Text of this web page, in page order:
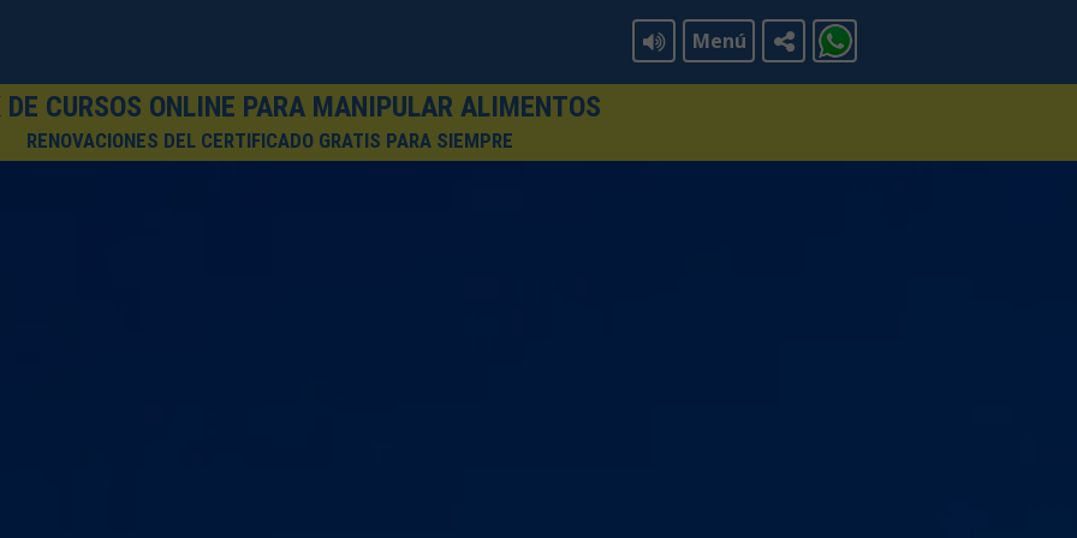
Menú
DE CURSOS ONLINE PARA MANIPULAR ALIMENTOS
RENOVACIONES DEL CERTIFICADO GRATIS PARA SIEMPRE